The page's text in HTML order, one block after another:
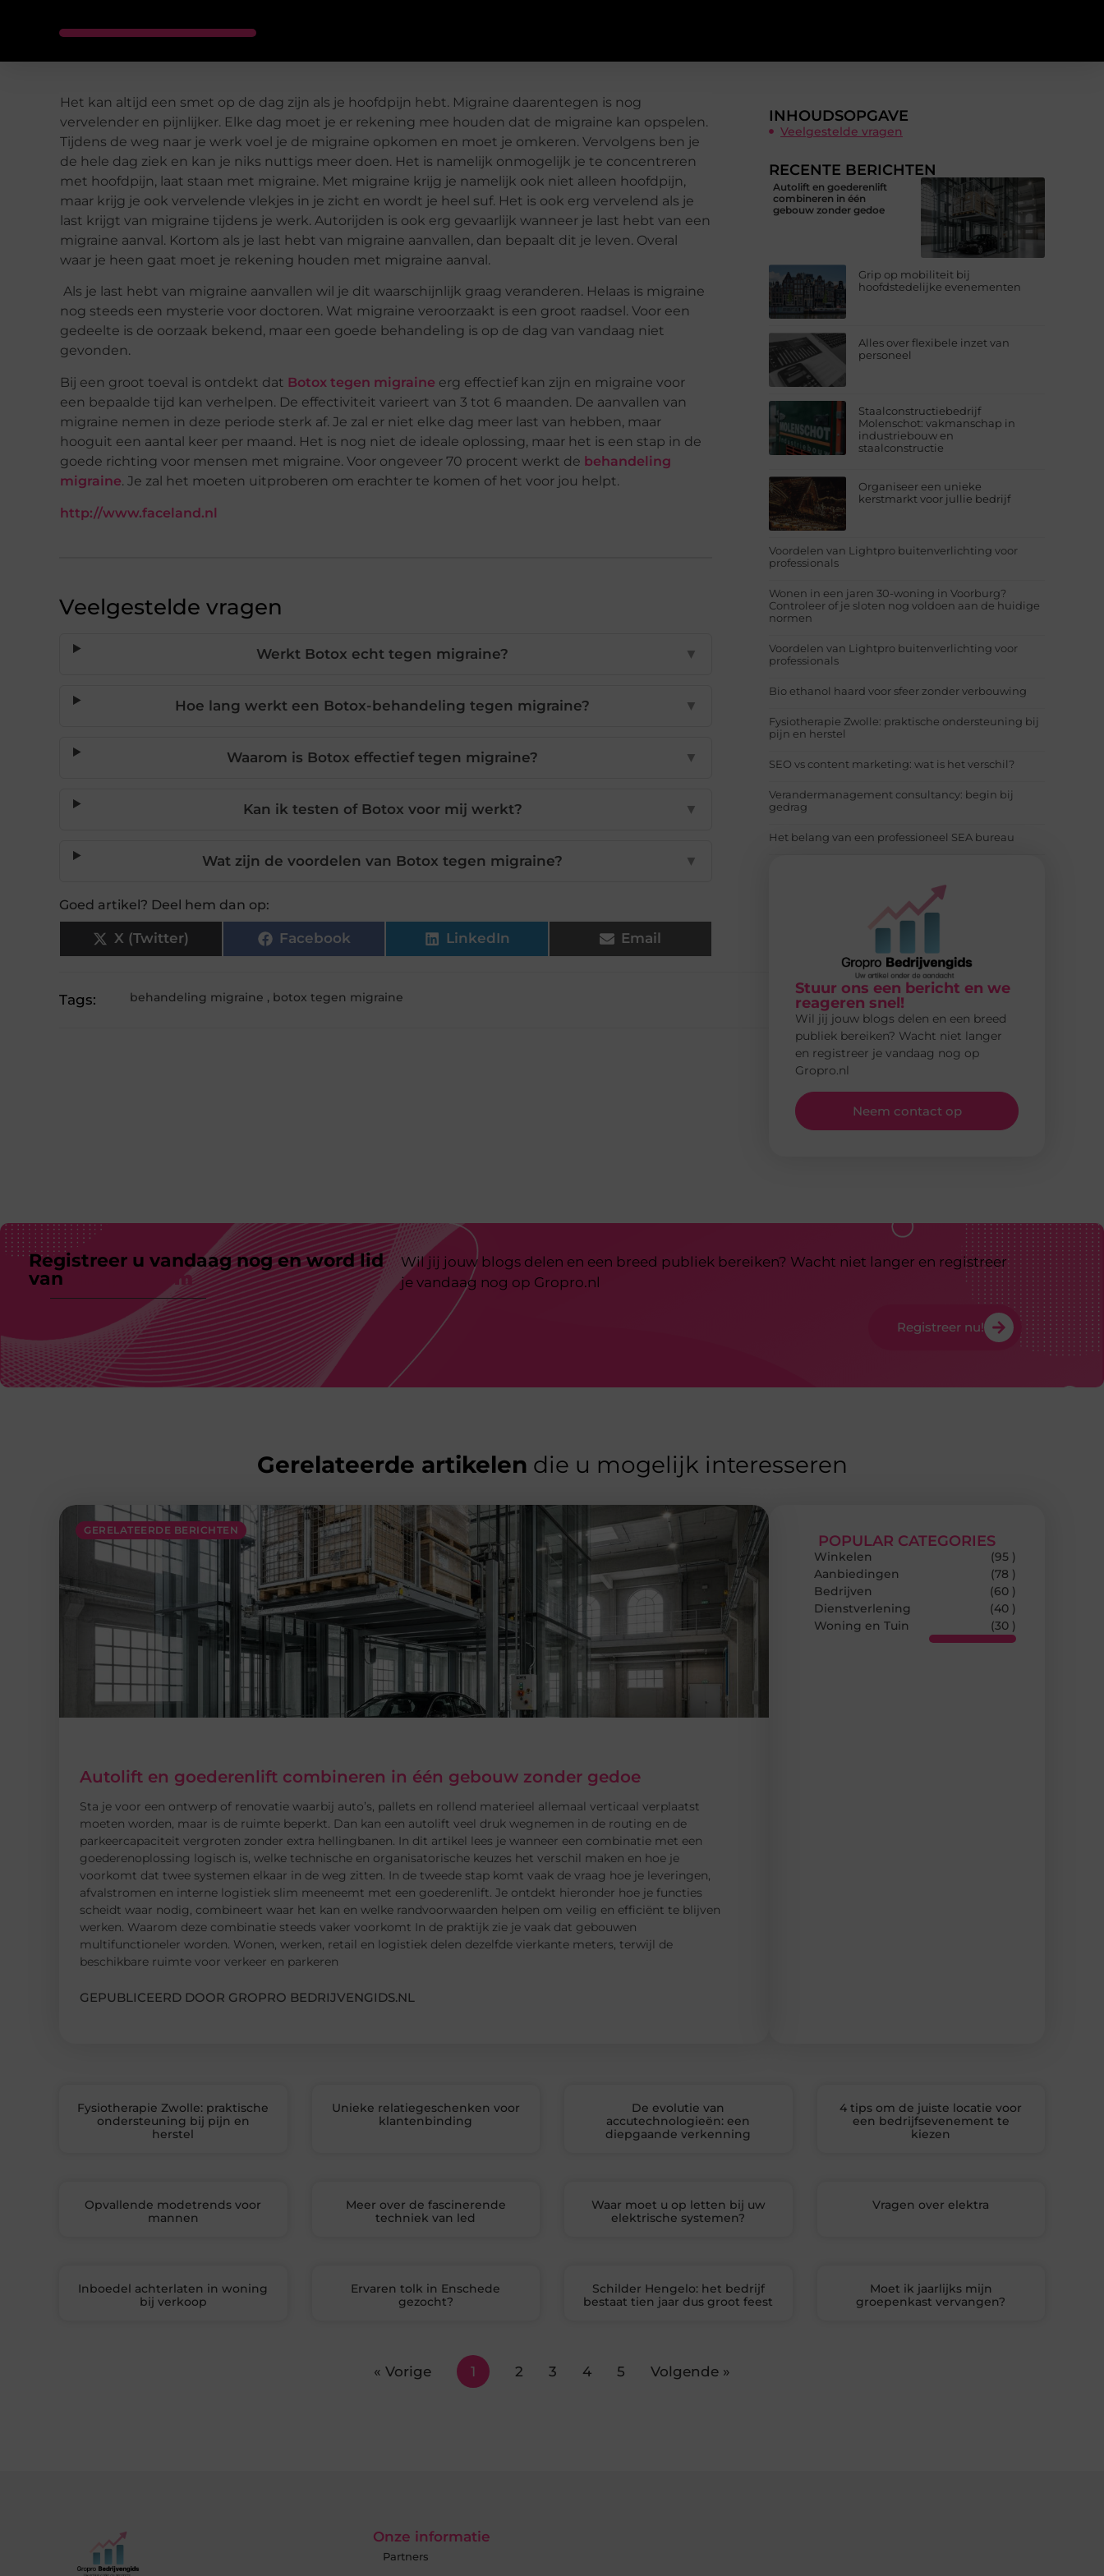
Het kan altijd een smet op de dag zijn als je hoofdpijn hebt. Migraine daarentegen is nog
vervelender en pijnlijker. Elke dag moet je er rekening mee houden dat de migraine kan opspelen.
Tijdens de weg naar je werk voel je de migraine opkomen en moet je omkeren. Vervolgens ben je
de hele dag ziek en kan je niks nuttigs meer doen. Het is namelijk onmogelijk je te concentreren
met hoofdpijn, laat staan met migraine. Met migraine krijg je namelijk ook niet alleen hoofdpijn,
maar krijg je ook vervelende vlekjes in je zicht en wordt je heel suf. Het is ook erg vervelend als je
last krijgt van migraine tijdens je werk. Autorijden is ook erg gevaarlijk wanneer je last hebt van een
migraine aanval. Kortom als je last hebt van migraine aanvallen, dan bepaalt dit je leven. Overal
waar je heen gaat moet je rekening houden met migraine aanval.
Als je last hebt van migraine aanvallen wil je dit waarschijnlijk graag veranderen. Helaas is migraine
nog steeds een mysterie voor doctoren. Wat migraine veroorzaakt is een groot raadsel. Voor een
gedeelte is de oorzaak bekend, maar een goede behandeling is op de dag van vandaag niet
gevonden.
Bij een groot toeval is ontdekt dat Botox tegen migraine erg effectief kan zijn en migraine voor
een bepaalde tijd kan verhelpen. De effectiviteit varieert van 3 tot 6 maanden. De aanvallen van
migraine nemen in deze periode sterk af. Je zal er niet elke dag meer last van hebben, maar
hooguit een aantal keer per maand. Het is nog niet de ideale oplossing, maar het is een stap in de
goede richting voor mensen met migraine. Voor ongeveer 70 procent werkt de behandeling
migraine. Je zal het moeten uitproberen om erachter te komen of het voor jou helpt.
http://www.faceland.nl
Veelgestelde vragen
Werkt Botox echt tegen migraine? ▼
Hoe lang werkt een Botox-behandeling tegen migraine? ▼
Waarom is Botox effectief tegen migraine? ▼
Kan ik testen of Botox voor mij werkt? ▼
Wat zijn de voordelen van Botox tegen migraine? ▼
Goed artikel? Deel hem dan op:
X (Twitter) Facebook LinkedIn Email
Tags: behandeling migraine , botox tegen migraine
INHOUDSOPGAVE
Veelgestelde vragen
RECENTE BERICHTEN
Autolift en goederenlift
combineren in één
gebouw zonder gedoe
Grip op mobiliteit bij
hoofdstedelijke evenementen
Alles over flexibele inzet van
personeel
Staalconstructiebedrijf
Molenschot: vakmanschap in
industriebouw en
staalconstructie
Organiseer een unieke
kerstmarkt voor jullie bedrijf
Voordelen van Lightpro buitenverlichting voor
professionals
Wonen in een jaren 30-woning in Voorburg?
Controleer of je sloten nog voldoen aan de huidige
normen
Voordelen van Lightpro buitenverlichting voor
professionals
Bio ethanol haard voor sfeer zonder verbouwing
Fysiotherapie Zwolle: praktische ondersteuning bij
pijn en herstel
SEO vs content marketing: wat is het verschil?
Verandermanagement consultancy: begin bij
gedrag
Het belang van een professioneel SEA bureau
Stuur ons een bericht en we
reageren snel!
Wil jij jouw blogs delen en een breed
publiek bereiken? Wacht niet langer
en registreer je vandaag nog op
Gropro.nl
Neem contact op
Registreer u vandaag nog en word lid
van
ons platform
Wil jij jouw blogs delen en een breed publiek bereiken? Wacht niet langer en registreer
je vandaag nog op Gropro.nl
Registreer nu!
Gerelateerde artikelen die u mogelijk interesseren
GERELATEERDE BERICHTEN
Autolift en goederenlift combineren in één gebouw zonder gedoe
Sta je voor een ontwerp of renovatie waarbij auto’s, pallets en rollend materieel allemaal verticaal verplaatst
moeten worden, maar is de ruimte beperkt. Dan kan een autolift veel druk wegnemen in de routing en de
parkeercapaciteit vergroten zonder extra hellingbanen. In dit artikel lees je wanneer een combinatie met een
goederenoplossing logisch is, welke technische en organisatorische keuzes het verschil maken en hoe je
voorkomt dat twee systemen elkaar in de weg zitten. In de tweede stap komt vaak de vraag hoe je leveringen,
afvalstromen en interne logistiek slim meeneemt met een goederenlift. Je ontdekt hieronder hoe je functies
scheidt waar nodig, combineert waar het kan en welke randvoorwaarden helpen om veilig en efficiënt te blijven
werken. Waarom deze combinatie steeds vaker voorkomt In de praktijk zie je vaak dat gebouwen
multifunctioneler worden. Wonen, werken, retail en logistiek delen dezelfde vierkante meters, terwijl de
beschikbare ruimte voor verkeer en parkeren
GEPUBLICEERD DOOR GROPRO BEDRIJVENGIDS.NL
POPULAR CATEGORIES
Winkelen
(95 )
Aanbiedingen
(78 )
Bedrijven
(60 )
Dienstverlening
(40 )
Woning en Tuin
(30 )
Fysiotherapie Zwolle: praktische
ondersteuning bij pijn en
herstel
Unieke relatiegeschenken voor
klantenbinding
De evolutie van
accutechnologieën: een
diepgaande verkenning
4 tips om de juiste locatie voor
een bedrijfsevenement te
kiezen
Opvallende modetrends voor
mannen
Meer over de fascinerende
techniek van led
Waar moet u op letten bij uw
elektrische systemen?
Vragen over elektra
Inboedel achterlaten in woning
bij verkoop
Ervaren tolk in Enschede
gezocht?
Schilder Hengelo: het bedrijf
bestaat tien jaar dus groot feest
Moet ik jaarlijks mijn
groepenkast vervangen?
« Vorige 1 2 3 4 5 Volgende »
Onze informatie
Partners